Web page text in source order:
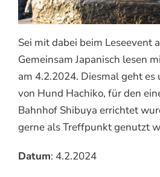
Sei mit dabei beim Leseevent
Gemeinsam Japanisch lesen
am 4.2.2024. Diesmal geht es
von Hund Hachiko, für den
Bahnhof Shibuya errichtet
gerne als Treffpunkt genutzt
Datum: 4.2.2024